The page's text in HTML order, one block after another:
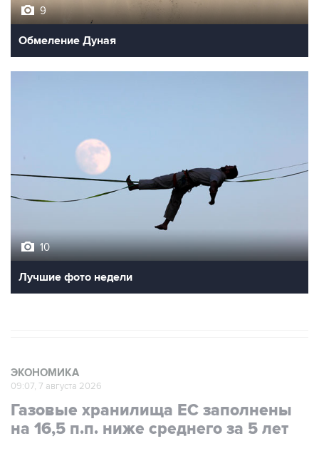
9
Обмеление Дуная
10
Лучшие фото недели
ЭКОНОМИКА
09:07, 7 августа 2026
Газовые хранилища ЕС заполнены
на 16,5 п.п. ниже среднего за 5 лет